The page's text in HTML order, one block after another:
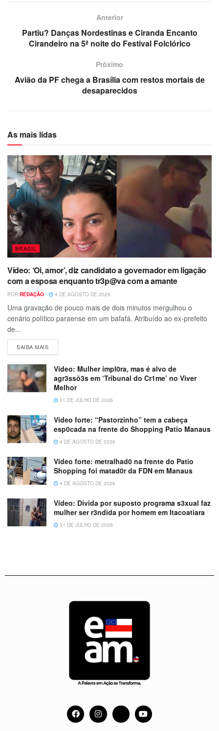
Anterior
Partiu? Danças Nordestinas e Ciranda Encanto
Cirandeiro na 5ª noite do Festival Folclórico
Próximo
Avião da PF chega a Brasília com restos mortais de
desaparecidos
As mais lidas
BRASIL
Vídeo: ‘Oi, amor’, diz candidato a governador em ligação
com a esposa enquanto tr3p@va com a amante
POR REDAÇÃO 4 DE AGOSTO DE 2026
Uma gravação de pouco mais de dois minutos mergulhou o
cenário político paraense em um bafafá. Atribuído ao ex-prefeito
de...
SAIBA MAIS
Vídeo: Mulher impl0ra, mas é alvo de
agr3ssõ3s em ‘Tribunal do Cr1me’ no Viver
Melhor
31 DE JULHO DE 2026
Vídeo forte: “Pastorzinho” tem a cabeça
esp0cada na frente do Shopping Patio Manaus
4 DE AGOSTO DE 2026
Vídeo forte: metralhad0 na frente do Patio
Shopping foi matad0r da FDN em Manaus
4 DE AGOSTO DE 2026
Vídeo: Dívida por suposto programa s3xual faz
mulher ser r3ndida por homem em Itacoatiara
31 DE JULHO DE 2026